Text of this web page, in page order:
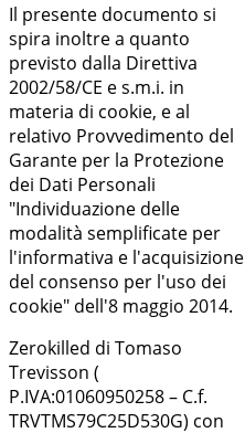
Il presente documento si
spira inoltre a quanto
previsto dalla Direttiva
2002/58/CE e s.m.i. in
materia di cookie, e al
relativo Provvedimento del
Garante per la Protezione
dei Dati Personali
"Individuazione delle
modalità semplificate per
l'informativa e l'acquisizione
del consenso per l'uso dei
cookie" dell'8 maggio 2014.
Zerokilled di Tomaso
Trevisson (
P.IVA:01060950258 – C.f.
TRVTMS79C25D530G) con